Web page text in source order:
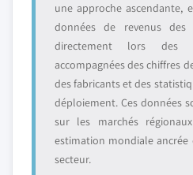
une approche ascendante,
données de revenus des
directement lors des
accompagnées des chiffres
des fabricants et des
déploiement. Ces données
sur les marchés
estimation mondiale
secteur.